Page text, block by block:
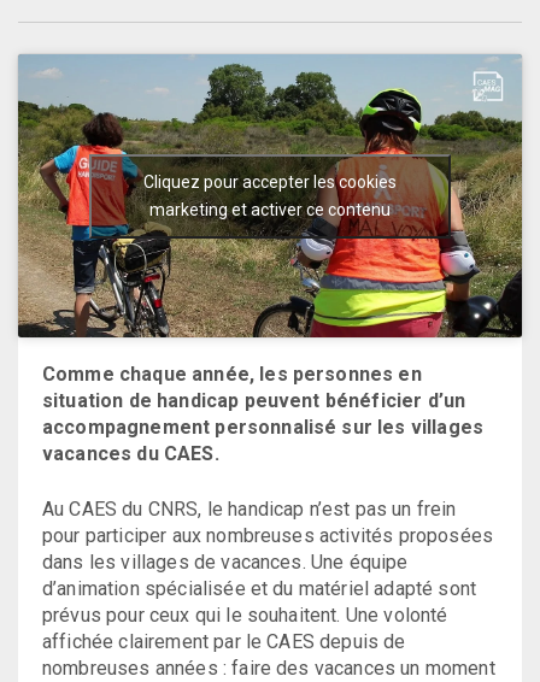
Cliquez pour accepter les cookies
marketing et activer ce contenu
Comme chaque année, les personnes en
situation de handicap peuvent bénéficier d’un
accompagnement personnalisé sur les villages
vacances du CAES.
Au CAES du CNRS, le handicap n’est pas un frein
pour participer aux nombreuses activités proposées
dans les villages de vacances. Une équipe
d’animation spécialisée et du matériel adapté sont
prévus pour ceux qui le souhaitent. Une volonté
affichée clairement par le CAES depuis de
nombreuses années : faire des vacances un moment